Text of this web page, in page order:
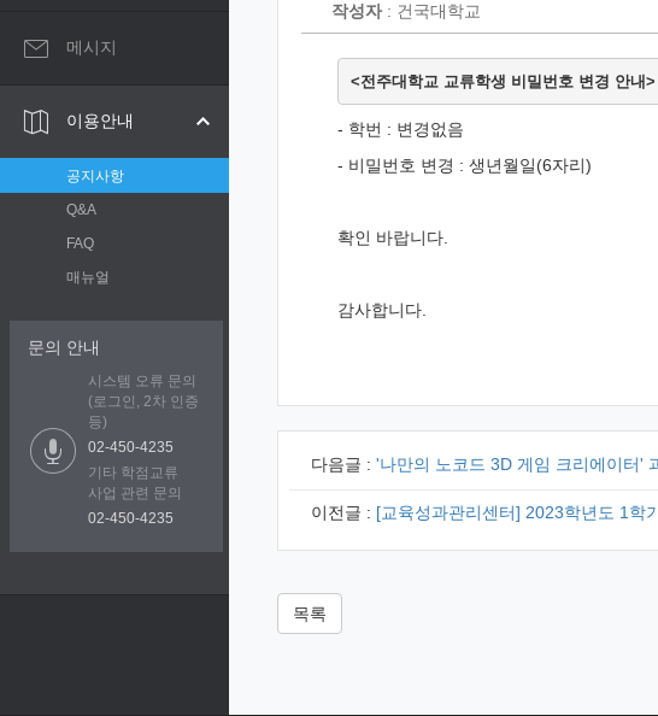
메시지
이용안내
공지사항
Q&A
FAQ
매뉴얼
문의 안내
시스템 오류 문의
(로그인, 2차 인증
등)
02-450-4235
기타 학점교류
사업 관련 문의
02-450-4235
작성자: 건국대학교
<전주대학교 교류학생 비밀번호 변경 안내>
- 학번 : 변경없음
- 비밀번호 변경 : 생년월일(6자리)
확인 바랍니다.
감사합니다.
다음글 : '나만의 노코드 3D 게임 크리에이터'
이전글 : [교육성과관리센터] 2023학년도 1학
목록